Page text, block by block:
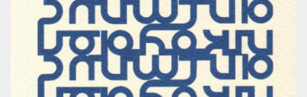
Παγκόσμια Ποίηση
Βιβλία για Παιδιά
Εφηβική Λογοτεχνία